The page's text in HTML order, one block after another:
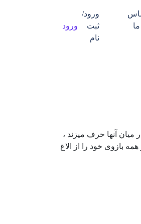
ما
ورود/
ثبت
نام
ورود
آنها حرف میزند ،
بازوی خود را از الاغ